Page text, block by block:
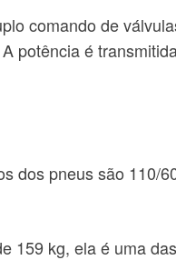
comando de
potência é
dos pneus são 110/
159 kg, ela é uma